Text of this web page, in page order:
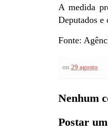
A medida
Deputados e
Fonte:
on 29 agosto
Nenhum
Postar